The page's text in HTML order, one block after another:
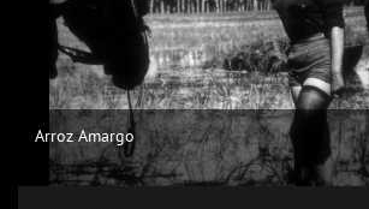
Arroz Amargo